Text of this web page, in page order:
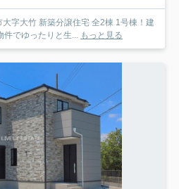
字大竹 新築分譲住宅 全2棟 1号棟！建
件でゆったりと生... もっと見る